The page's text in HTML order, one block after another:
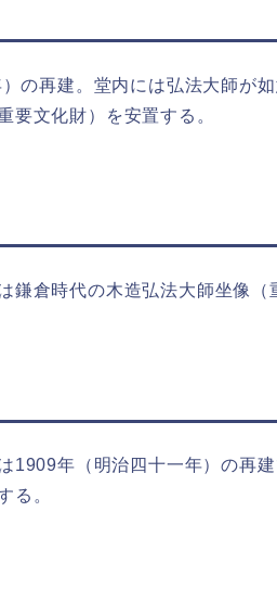
の再建。堂内には弘法大師が
要文化財）を安置する。
鎌倉時代の木造弘法大師坐像（
1909年（明治四十一年）の再
る。